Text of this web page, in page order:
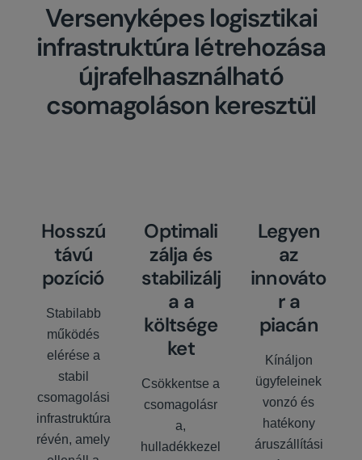
Versenyképes logisztikai
infrastruktúra létrehozása
újrafelhasználható
csomagoláson keresztül
Hosszú
távú
pozíció
Stabilabb
működés
elérése a
stabil
csomagolási
infrastruktúra
révén, amely
Optimali
zálja és
stabilizálj
a a
költsége
ket
Csökkentse a
csomagolásr
a,
hulladékkezel
Legyen
az
innováto
r a
piacán
Kínáljon
ügyfeleinek
vonzó és
hatékony
áruszállítási